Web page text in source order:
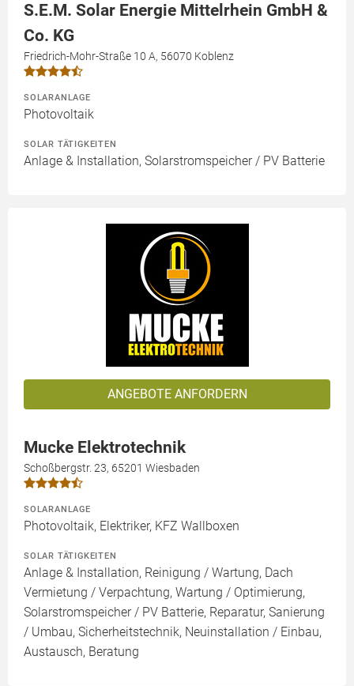
S.E.M. Solar Energie Mittelrhein GmbH &
Co. KG
Friedrich-Mohr-Straße 10 A, 56070 Koblenz
SOLARANLAGE
Photovoltaik
SOLAR TÄTIGKEITEN
Anlage & Installation, Solarstromspeicher / PV Batterie
ANGEBOTE ANFORDERN
Mucke Elektrotechnik
Schoßbergstr. 23, 65201 Wiesbaden
SOLARANLAGE
Photovoltaik, Elektriker, KFZ Wallboxen
SOLAR TÄTIGKEITEN
Anlage & Installation, Reinigung / Wartung, Dach
Vermietung / Verpachtung, Wartung / Optimierung,
Solarstromspeicher / PV Batterie, Reparatur, Sanierung
/ Umbau, Sicherheitstechnik, Neuinstallation / Einbau,
Austausch, Beratung